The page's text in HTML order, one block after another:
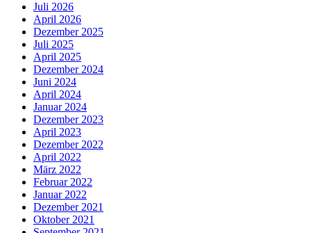
Juli 2026
April 2026
Dezember 2025
Juli 2025
April 2025
Dezember 2024
Juni 2024
April 2024
Januar 2024
Dezember 2023
April 2023
Dezember 2022
April 2022
März 2022
Februar 2022
Januar 2022
Dezember 2021
Oktober 2021